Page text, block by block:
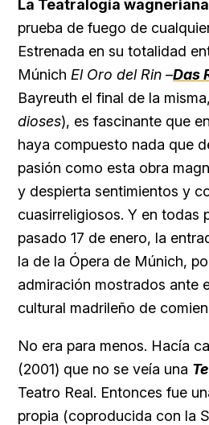
La Teatralogía wagneriana
prueba de fuego de
Estrenada en su totalidad
Múnich El Oro del Rin –Das
Bayreuth el final de la misma,
dioses), es fascinante que
haya compuesto nada que
pasión como esta obra
y despierta sentimientos y
cuasirreligiosos. Y en todas
pasado 17 de enero, la
la de la Ópera de Múnich,
admiración mostrados ante
cultural madrileño de
No era para menos. Hacía
(2001) que no se veía una
Teatro Real. Entonces fue
propia (coproducida con la